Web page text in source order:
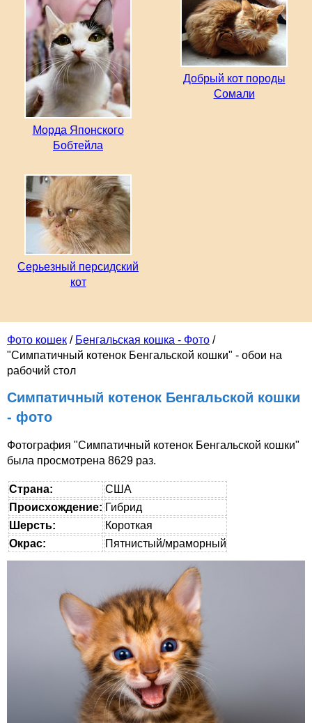
Фото кошек / Бенгальская кошка - Фото /
"Симпатичный котенок Бенгальской кошки" - обои на
рабочий стол
Симпатичный котенок Бенгальской кошки
- фото
Фотография "Симпатичный котенок Бенгальской кошки"
была просмотрена 8629 раз.
Страна:
США
Происхождение: Гибрид
Шерсть:
Короткая
Окрас:
Пятнистый/мраморный
Морда Японского
Бобтейла
Добрый кот породы
Сомали
Серьезный персидский
кот